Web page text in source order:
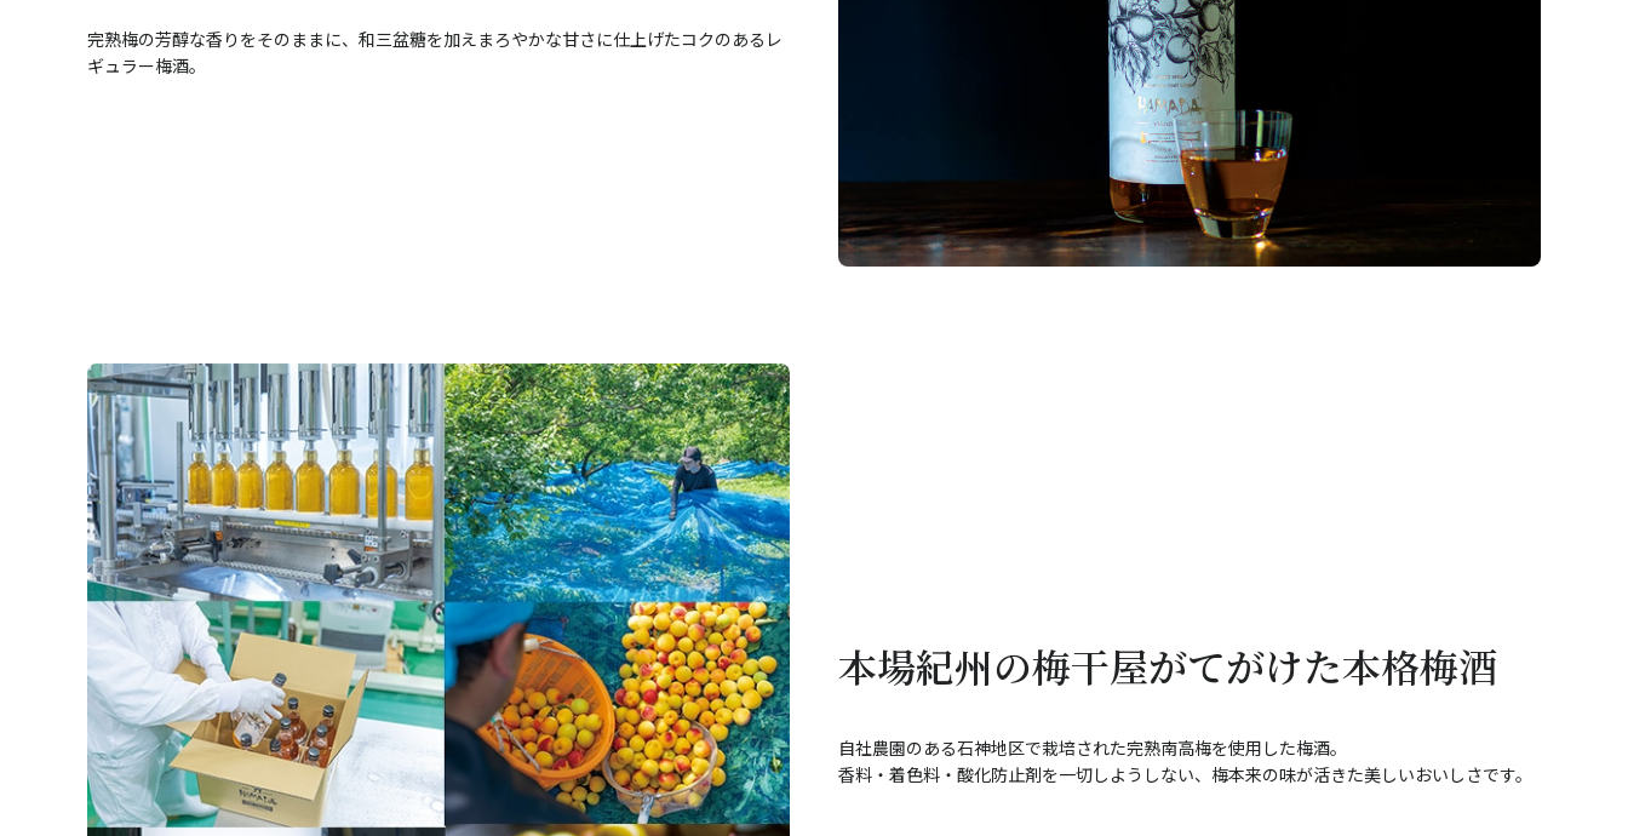
完熟梅の芳醇な香りをそのままに、和三盆糖を加えまろやかな甘さに仕上げたコクのあるレ
ギュラー梅酒。
本場紀州の梅干屋がてがけた本格梅酒
自社農園のある石神地区で栽培された完熟南高梅を使用した梅酒。
香料・着色料・酸化防止剤を一切しようしない、梅本来の味が活きた美しいおいしさです。